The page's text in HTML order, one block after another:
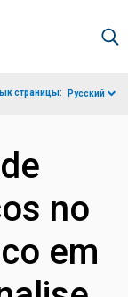
страницы: Русский
no
em